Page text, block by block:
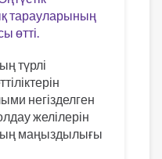
тарауларының
өтті.
түрлі
негізделген
желілерін
маңыздылығы